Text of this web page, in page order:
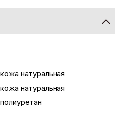
кожа натуральная
кожа натуральная
полиуретан